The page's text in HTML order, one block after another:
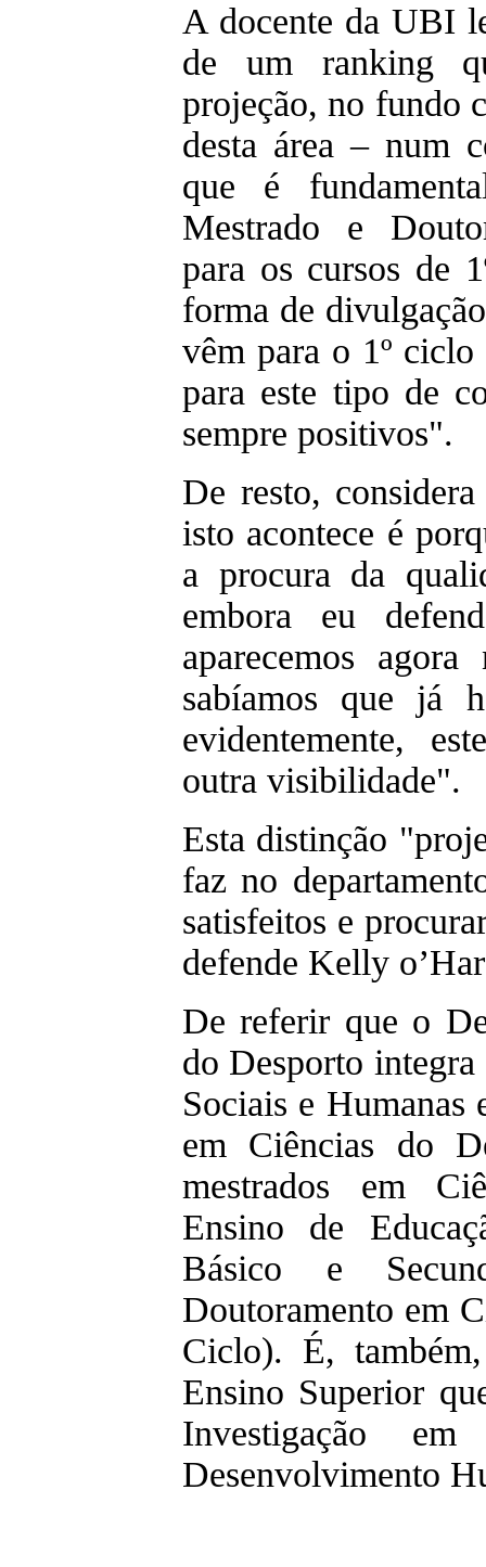
A docente da UBI
de um ranking
projeção, no fundo
desta área – num
que é
Mestrado e
para os cursos de
forma de
vêm para o 1º
para este tipo de
sempre positivos".
De resto,
isto acontece é
a procura da
embora eu
aparecemos
sabíamos que já
evidentemente,
outra visibilidade".
Esta distinção
faz no
satisfeitos e
defende Kelly
De referir que o
do Desporto
Sociais e
em Ciências do
mestrados em
Ensino de
Básico e
Doutoramento em
Ciclo). É,
Ensino Superior
Investigação
Desenvolvimento